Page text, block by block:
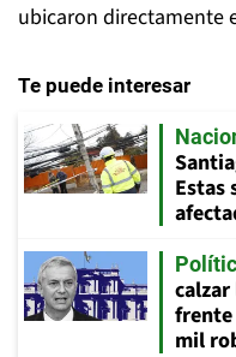
ubicaron directamente
Te puede interesar
Estas
frente
mil